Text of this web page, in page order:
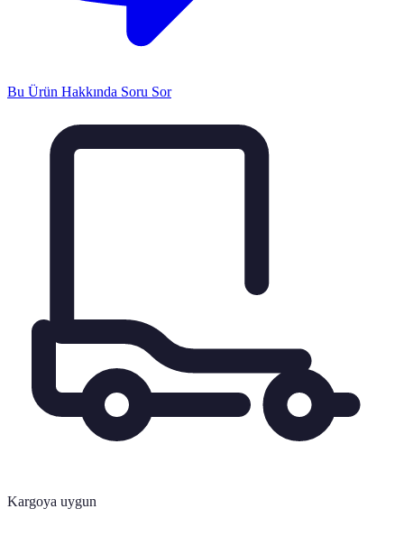
Bu Ürün Hakkında Soru Sor
Kargoya uygun